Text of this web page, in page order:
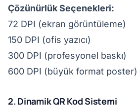
Çözünürlük Seçenekleri:
72 DPI (ekran görüntüleme)
150 DPI (ofis yazıcı)
300 DPI (profesyonel baskı)
600 DPI (büyük format poster)
2. Dinamik QR Kod Sistemi